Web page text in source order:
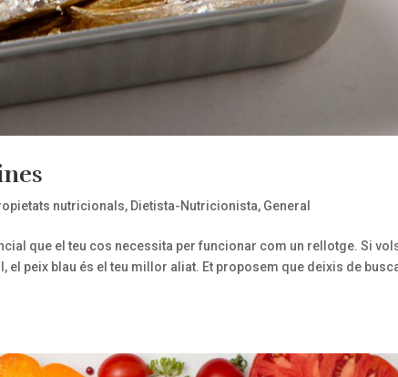
nutricionals, Dietista-Nutricionista, General
que el teu cos necessita per funcionar com un rellotge. Si
peix blau és el teu millor aliat. Et proposem que deixis de